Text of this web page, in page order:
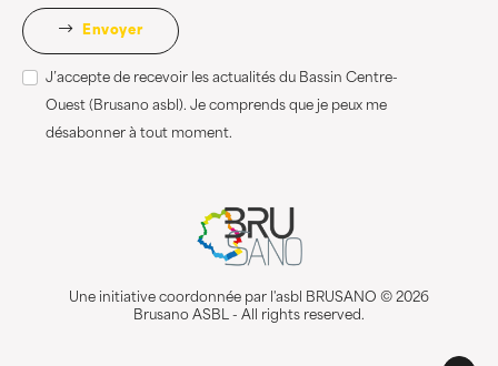
Envoyer
J’accepte de recevoir les actualités du Bassin Centre-
Ouest (Brusano asbl). Je comprends que je peux me
désabonner à tout moment.
Une initiative coordonnée par l'asbl BRUSANO © 2026
Brusano ASBL - All rights reserved.